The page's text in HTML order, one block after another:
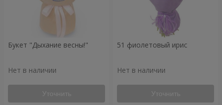
Букет "Дыхание весны!"
Нет в наличии
Уточнить
51 фиолетовый ирис
Нет в наличии
Уточнить